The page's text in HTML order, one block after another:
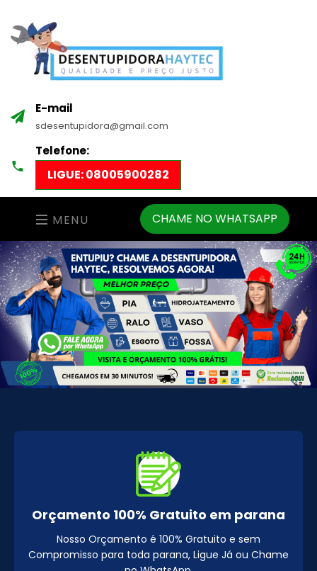
E-mail
sdesentupidora@gmail.com
Telefone:
LIGUE: 08005900282
MENU CHAME NO WHATSAPP
Orçamento 100% Gratuito em parana
Nosso Orçamento é 100% Gratuito e sem
Compromisso para toda parana, Ligue Já ou Chame